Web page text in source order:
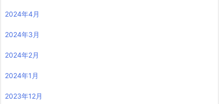
2024年4月
2024年3月
2024年2月
2024年1月
2023年12月